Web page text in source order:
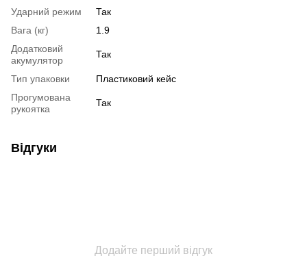
Ударний режим
Так
Вага (кг)
1.9
Додатковий
акумулятор
Так
Тип упаковки
Пластиковий кейс
Прогумована
рукоятка
Так
Відгуки
Додайте перший відгук